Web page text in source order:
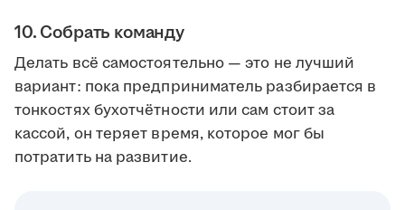
10. Собрать команду
Делать всё самостоятельно — это не лучший
вариант: пока предприниматель разбирается в
тонкостях бухотчётности или сам стоит за
кассой, он теряет время, которое мог бы
потратить на развитие.